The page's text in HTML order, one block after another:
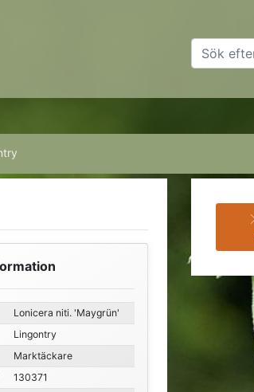
Lonicera niti. 'Maygrün'
Lingontry
Marktäckare
130371